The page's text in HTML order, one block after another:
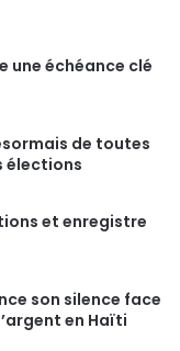
une échéance clé
de toutes
élections
et enregistre
son silence face
en Haïti